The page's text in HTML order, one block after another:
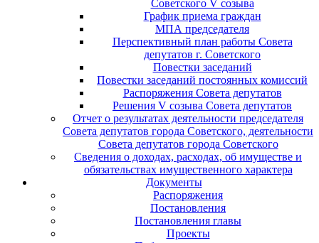
Советского V созыва
График приема граждан
МПА председателя
Перспективный план работы Совета
депутатов г. Советского
Повестки заседаний
Повестки заседаний постоянных комиссий
Распоряжения Совета депутатов
Решения V созыва Совета депутатов
Отчет о результатах деятельности председателя
Совета депутатов города Советского, деятельности
Совета депутатов города Советского
Сведения о доходах, расходах, об имуществе и
обязательствах имущественного характера
Документы
Распоряжения
Постановления
Постановления главы
Проекты